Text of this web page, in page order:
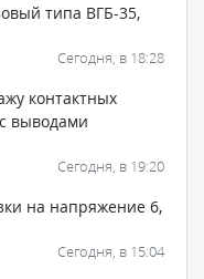
типа ВГБ-35,
Сегодня, в 18:28
контактных
выводами
Сегодня, в 19:20
на напряжение 6,
Сегодня, в 15:04